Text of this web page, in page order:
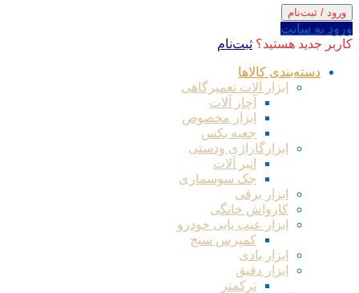
ورود / ثبت‌نام
ورود به سایت
کاربر جدید هستید؟ ثبت‌نام
دسته‌بندی کالاها
ابزار آلات تعمیرگاهی
آچار آلات
ابزار مخصوص
جعبه بکس
ابزارگاراژی ودستی
انبر آلات
جک سوسماری
ابزار برقی
کارواش خانگی
ابزار عیب یابی خودرو
کمپرس سنج
ابزار بادی
ابزار دقیق
ترکمتر